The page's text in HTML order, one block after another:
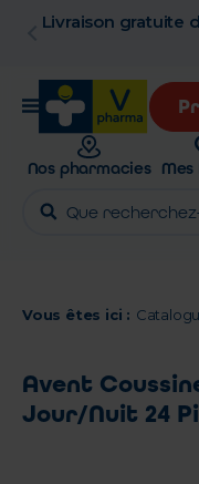
Livraison gratuite
Nos pharmacies
Vous êtes ici :
Avent
Jour/Nuit 24